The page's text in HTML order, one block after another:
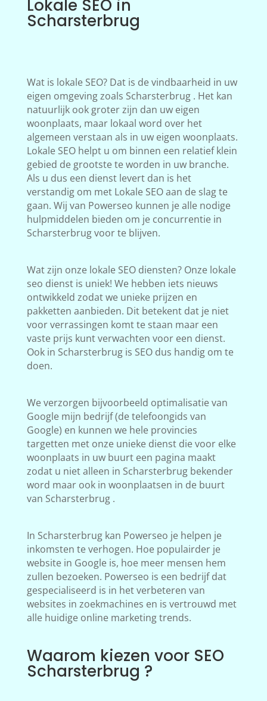
Lokale SEO in
Scharsterbrug
Wat is lokale SEO? Dat is de vindbaarheid in uw
eigen omgeving zoals Scharsterbrug . Het kan
natuurlijk ook groter zijn dan uw eigen
woonplaats, maar lokaal word over het
algemeen verstaan als in uw eigen woonplaats.
Lokale SEO helpt u om binnen een relatief klein
gebied de grootste te worden in uw branche.
Als u dus een dienst levert dan is het
verstandig om met Lokale SEO aan de slag te
gaan. Wij van Powerseo kunnen je alle nodige
hulpmiddelen bieden om je concurrentie in
Scharsterbrug voor te blijven.
Wat zijn onze lokale SEO diensten? Onze lokale
seo dienst is uniek! We hebben iets nieuws
ontwikkeld zodat we unieke prijzen en
pakketten aanbieden. Dit betekent dat je niet
voor verrassingen komt te staan maar een
vaste prijs kunt verwachten voor een dienst.
Ook in Scharsterbrug is SEO dus handig om te
doen.
We verzorgen bijvoorbeeld optimalisatie van
Google mijn bedrijf (de telefoongids van
Google) en kunnen we hele provincies
targetten met onze unieke dienst die voor elke
woonplaats in uw buurt een pagina maakt
zodat u niet alleen in Scharsterbrug bekender
word maar ook in woonplaatsen in de buurt
van Scharsterbrug .
In Scharsterbrug kan Powerseo je helpen je
inkomsten te verhogen. Hoe populairder je
website in Google is, hoe meer mensen hem
zullen bezoeken. Powerseo is een bedrijf dat
gespecialiseerd is in het verbeteren van
websites in zoekmachines en is vertrouwd met
alle huidige online marketing trends.
Waarom kiezen voor SEO
Scharsterbrug ?